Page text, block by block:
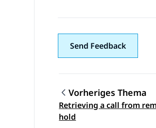
Send Feedback
Vorheriges Thema
Retrieving a call from
hold